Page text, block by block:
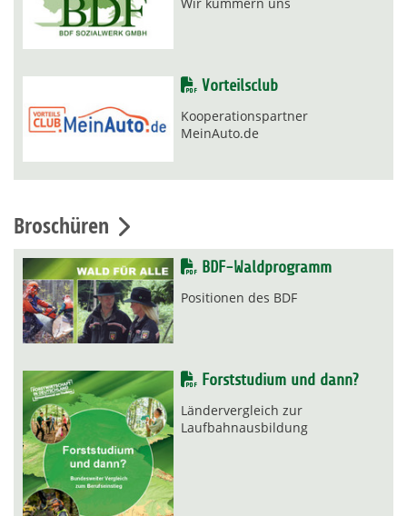
Wir kümmern uns
Vorteilsclub
Kooperationspartner
MeinAuto.de
Broschüren
BDF-Waldprogramm
Positionen des BDF
Forststudium und dann?
Ländervergleich zur
Laufbahnausbildung